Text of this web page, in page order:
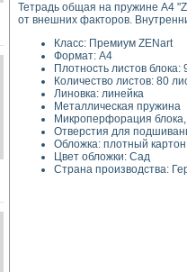
Тетрадь общая на пружине А4
от внешних факторов.
Класс:
Плотность
Количество листов: 80
Линовка:
Металлическая
Микроперфорация
Отверстия для
Обложка:
Цвет
Страна производства: